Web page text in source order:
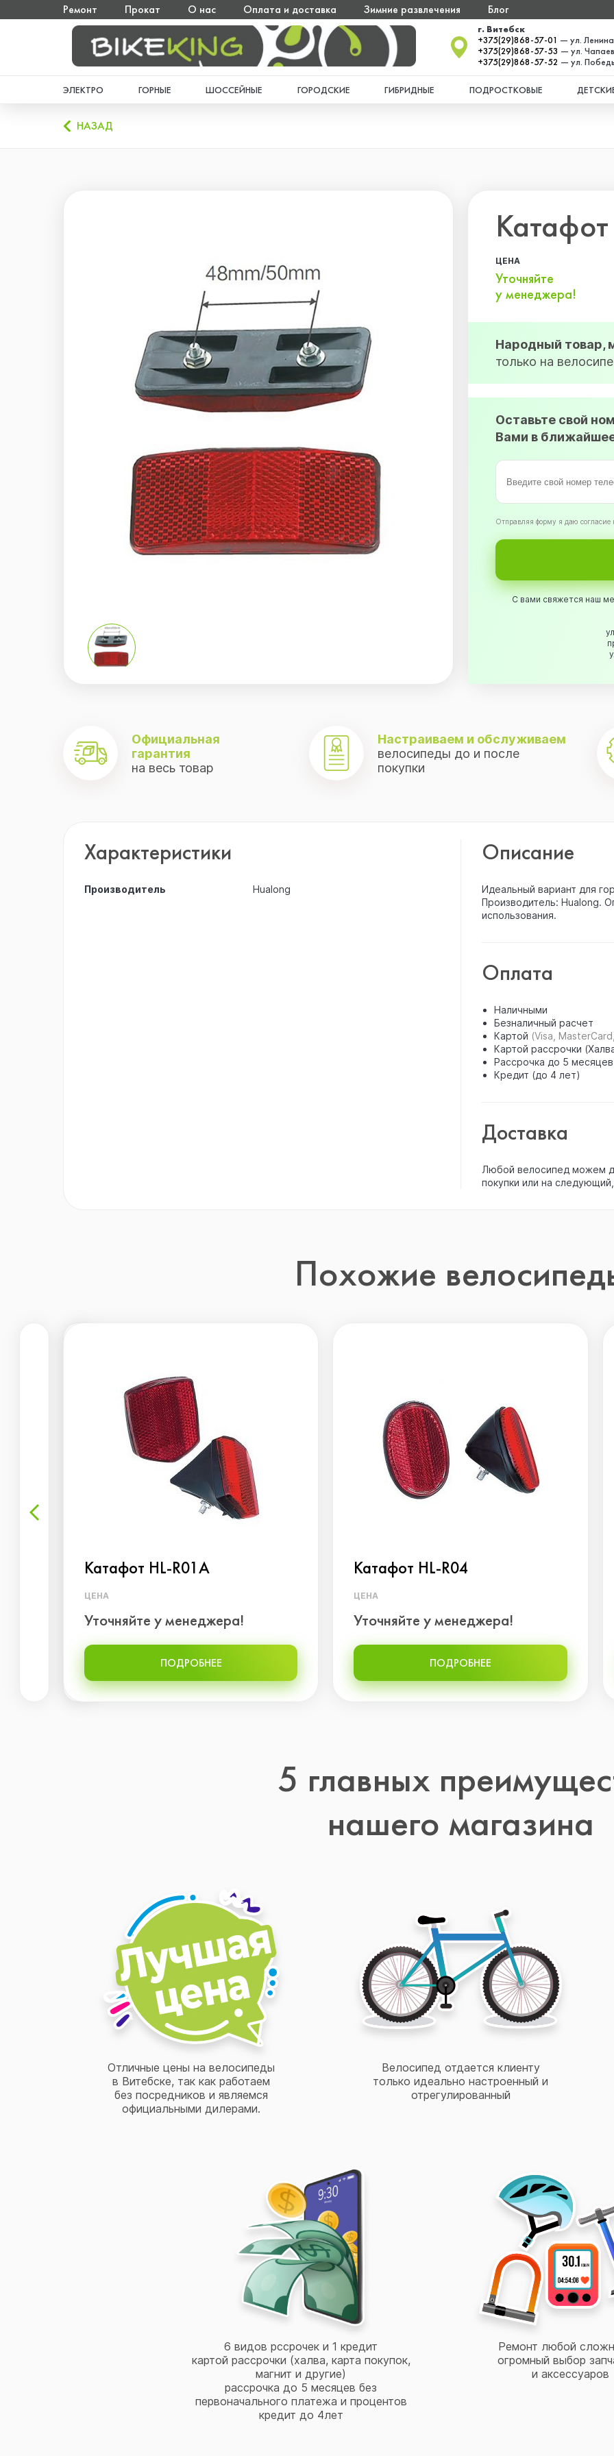
Ремонт Прокат О нас Оплата и доставка Зимние развлечения Блог
г. Витебск
+375(29)868-57-01 — ул.
+375(29)868-57-53 — ул.
+375(29)868-57-52 — ул.
ЭЛЕКТРО ГОРНЫЕ ШОССЕЙНЫЕ ГОРОДСКИЕ ГИБРИДНЫЕ ПОДРОСТКОВЫЕ
НАЗАД
ЦЕНА
Уточняйте
у менеджера!
Народный товар,
только на
Оставьте свой
Вами в
Oтправляя форму я даю согласие
С вами свяжется наш
Официальная
гарантия
на весь товар
Настраиваем и обслуживаем
велосипеды до и после
покупки
Характеристики
Производитель Hualong
Описание
Идеальный вариант для
Производитель: Hualong.
использования.
Оплата
Наличными
Безналичный расчет
Картой (Visa,
Картой рассрочки
Рассрочка до 5
Кредит (до 4 лет)
Доставка
Любой велосипед можем
покупки или на
Похожие
Катафот HL-R01A
ЦЕНА
Уточняйте у менеджера!
ПОДРОБНЕЕ
Катафот HL-R04
ЦЕНА
Уточняйте у менеджера!
ПОДРОБНЕЕ
5 главных
нашего магазина
Отличные цены на велосипеды
в Витебске, так как работаем
без посредников и являемся
официальными дилерами.
Велосипед отдается клиенту
только идеально настроенный и
отрегулированный
6 видов рссрочек и 1 кредит
картой рассрочки (халва, карта покупок,
магнит и другие)
рассрочка до 5 месяцев без
первоначального платежа и процентов
кредит до 4лет
Ремонт любой
огромный выбор
и аксессуаров